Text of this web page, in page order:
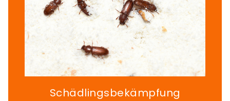
Schädlingsbekämpfung